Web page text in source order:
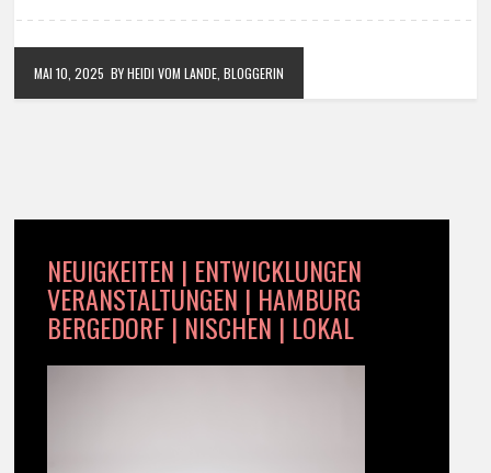
MAI 10, 2025 BY HEIDI VOM LANDE, BLOGGERIN
NEUIGKEITEN | ENTWICKLUNGEN
VERANSTALTUNGEN | HAMBURG
BERGEDORF | NISCHEN | LOKAL